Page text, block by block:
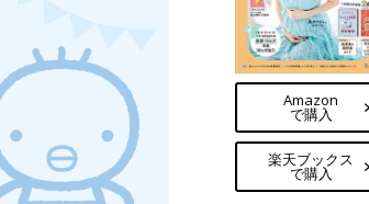
Amazon
で購入
楽天ブックス
で購入